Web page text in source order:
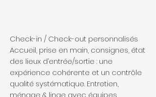
Check-in / Check-out personnalisés
Accueil, prise en main, consignes, état
des lieux d’entrée/sortie : une
expérience cohérente et un contrôle
qualité systématique. Entretien,
ménage & linge avec équipes